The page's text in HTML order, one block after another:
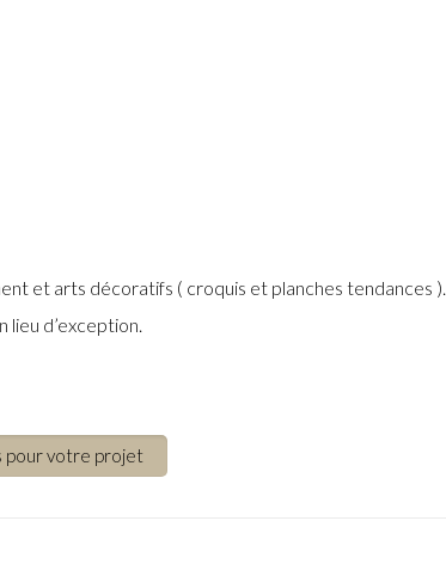
et arts décoratifs ( croquis et planches tendances ).
d’exception.
pour votre projet